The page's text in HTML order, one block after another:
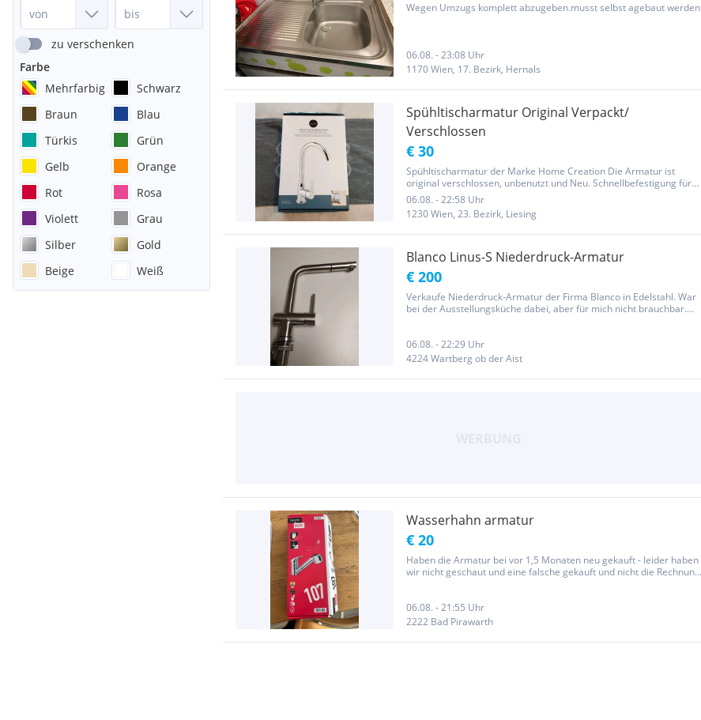
zu verschenken
Farbe
Mehrfarbig
Schwarz
Braun
Blau
Türkis
Grün
Gelb
Orange
Rot
Rosa
Violett
Grau
Silber
Gold
Beige
Weiß
Wegen Umzugs komplett abzugeben.musst selbst agebaut werden
06.08. - 23:08 Uhr
1170 Wien, 17. Bezirk, Hernals
Spühltischarmatur Original Verpackt/
Verschlossen
€ 30
Spühltischarmatur der Marke Home Creation Die Armatur ist
original verschlossen, unbenutzt und Neu. Schnellbefestigung für
schnelle Montage. Hochglanzverchromt. Energiesparfunktion. B 50
× H 339 × T 175,9mm Versand oder Abholung Da es sich um einen...
06.08. - 22:58 Uhr
1230 Wien, 23. Bezirk, Liesing
Blanco Linus-S Niederdruck-Armatur
€ 200
Verkaufe Niederdruck-Armatur der Firma Blanco in Edelstahl. War
bei der Ausstellungsküche dabei, aber für mich nicht brauchbar.
06.08. - 22:29 Uhr
4224 Wartberg ob der Aist
Wasserhahn armatur
€ 20
Haben die Armatur bei vor 1,5 Monaten neu gekauft - leider haben
wir nicht geschaut und eine falsche gekauft und nicht die Rechnung
06.08. - 21:55 Uhr
2222 Bad Pirawarth